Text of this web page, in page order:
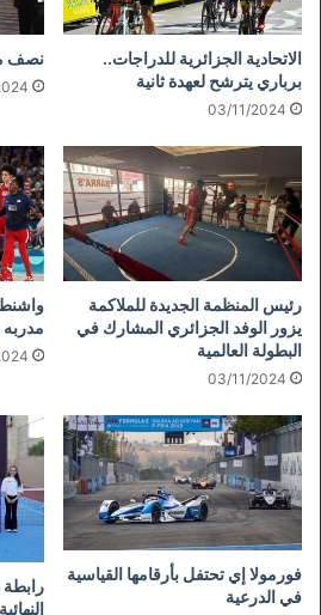
الاتحادية الجزائرية للدراجات..
برباري يترشح لعهدة ثانية
03/11/2024
نصف
رئيس المنظمة الجديدة للملاكمة
يزور الوفد الجزائري المشارك في
البطولة العالمية
03/11/2024
مدربه
فورمولا إي تحتفل بأرقامها القياسية
في الدرعية
رابطة